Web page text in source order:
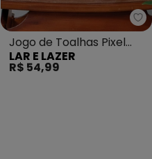
Lazer - Jogo de Toalhas
Jogo de Toalhas Pixel
(Acerola) 2 Peças
LAR E LAZER
R$ 54,99